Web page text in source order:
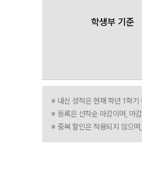
학생부 기준
※ 내신 성적은 현재 학년 1학
※ 등록은 선착순 마감이며, 마
※ 중복 할인은 적용되지 않으